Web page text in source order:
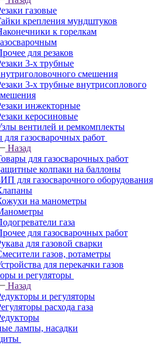
газовые
крепления мундштуков
к горелкам
для резаков
3-х трубные
смешения
3-х трубные внутрисоплового
инжекторные
керосиновые
вентилей и ремкомплекты
для газосварочных работ
Назад
для газосварочных работ
колпаки на баллоны
для газосварочного оборудования
на манометры
газа
для газосварочных работ
для газовой сварки
газов, ротаметры
для перекачки газов
и регуляторы
Назад
и регуляторы
расхода газа
лампы, насадки